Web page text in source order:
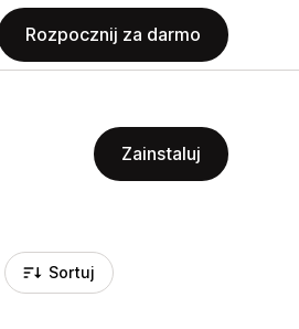
Rozpocznij za darmo
Zainstaluj
Sortuj